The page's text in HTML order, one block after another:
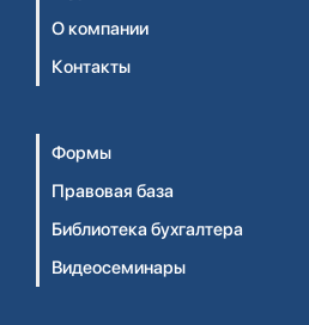
О компании
Контакты
Формы
Правовая база
Библиотека бухгалтера
Видеосеминары